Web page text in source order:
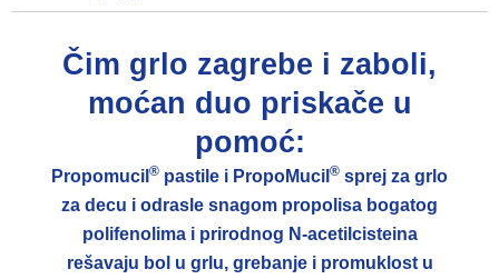
Čim grlo zagrebe i zaboli,
moćan duo priskače u
pomoć:
Propomucil ® pastile i PropoMucil ® sprej za grlo
za decu i odrasle snagom propolisa bogatog
polifenolima i prirodnog N-acetilcisteina
rešavaju bol u grlu, grebanje i promuklost u